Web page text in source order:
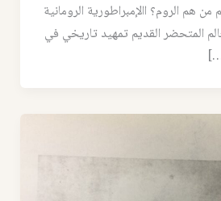
هم الروم؟ االإمبراطورية الرومانية
المتحضر القديم تمهيد تاريخي في